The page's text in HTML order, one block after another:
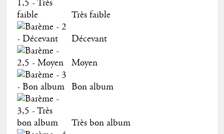
Très faible
Décevant
Moyen
Bon album
Très bon album